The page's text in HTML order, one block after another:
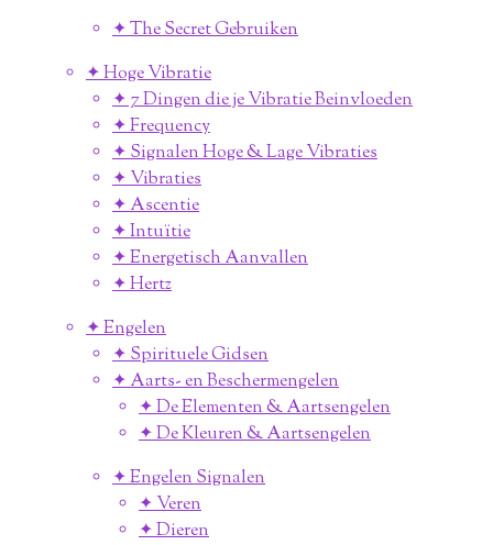
✦ The Secret Gebruiken
✦ Hoge Vibratie
✦ 7 Dingen die je Vibratie Beinvloeden
✦ Frequency
✦ Signalen Hoge & Lage Vibraties
✦ Vibraties
✦ Ascentie
✦ Intuïtie
✦ Energetisch Aanvallen
✦ Hertz
✦ Engelen
✦ Spirituele Gidsen
✦ Aarts- en Beschermengelen
✦ De Elementen & Aartsengelen
✦ De Kleuren & Aartsengelen
✦ Engelen Signalen
✦ Veren
✦ Dieren